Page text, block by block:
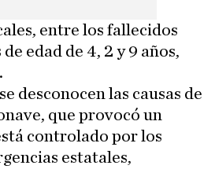
entre los fallecidos
edad de 4, 2 y 9 años,
desconocen las causas de
que provocó un
controlado por los
estatales,